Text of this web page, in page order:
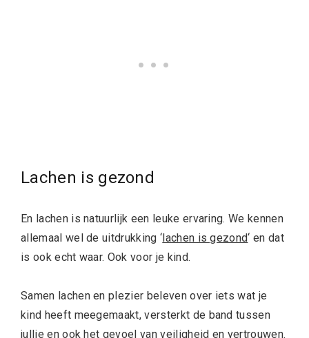
Lachen is gezond
En lachen is natuurlijk een leuke ervaring. We kennen
allemaal wel de uitdrukking ‘ lachen is gezond‘ en dat
is ook echt waar. Ook voor je kind.
Samen lachen en plezier beleven over iets wat je
kind heeft meegemaakt, versterkt de band tussen
jullie en ook het gevoel van veiligheid en vertrouwen.